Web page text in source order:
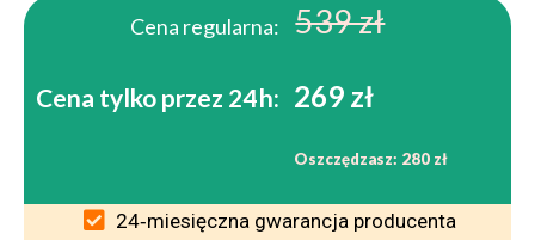
Cena regularna: 539 zł
Cena tylko przez 24 h: 269 zł
Oszczędzasz: 280 zł
24‑miesięczna gwarancja producenta